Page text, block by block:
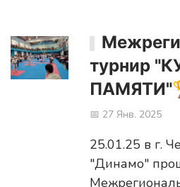
турнир
📅 27 Янв. 2025
25.01.25 в г.
"Динамо"